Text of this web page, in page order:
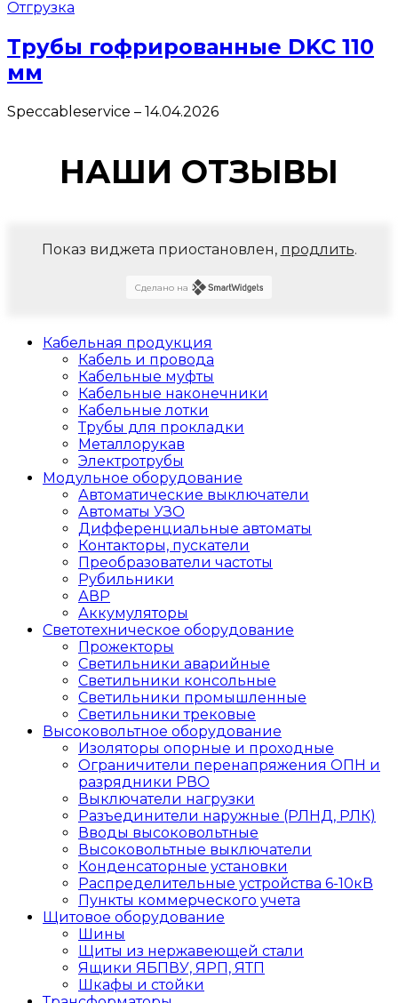
Отгрузка
Трубы гофрированные DKC 110
мм
Speccableservice – 14.04.2026
НАШИ ОТЗЫВЫ
Показ виджета приостановлен, продлить.
Сделано на
Кабельная продукция
Кабель и провода
Кабельные муфты
Кабельные наконечники
Кабельные лотки
Трубы для прокладки
Металлорукав
Электротрубы
Модульное оборудование
Автоматические выключатели
Автоматы УЗО
Дифференциальные автоматы
Контакторы, пускатели
Преобразователи частоты
Рубильники
АВР
Аккумуляторы
Светотехническое оборудование
Прожекторы
Светильники аварийные
Светильники консольные
Светильники промышленные
Светильники трековые
Высоковольтное оборудование
Изоляторы опорные и проходные
Ограничители перенапряжения ОПН и
разрядники РВО
Выключатели нагрузки
Разъединители наружные (РЛНД, РЛК)
Вводы высоковольтные
Высоковольтные выключатели
Конденсаторные установки
Распределительные устройства 6-10кВ
Пункты коммерческого учета
Щитовое оборудование
Шины
Щиты из нержавеющей стали
Ящики ЯБПВУ, ЯРП, ЯТП
Шкафы и стойки